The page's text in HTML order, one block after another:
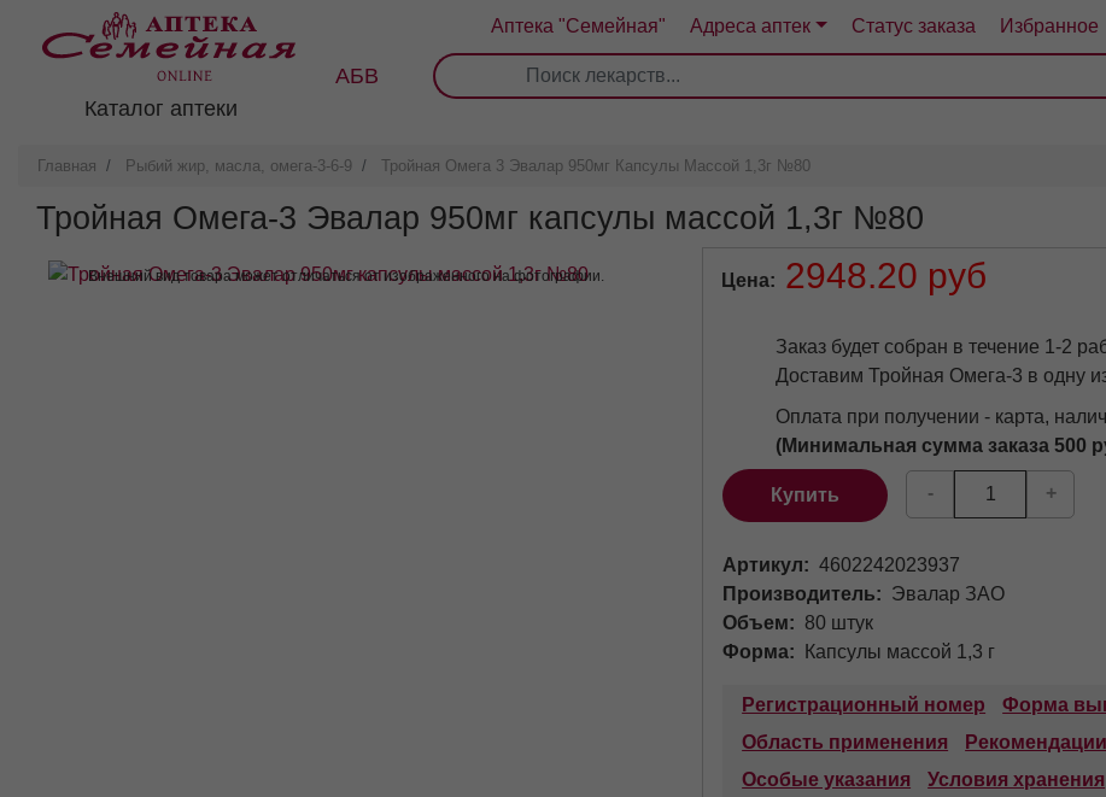
содержанию
Аптека "Семейная" Адреса аптек Статус заказа Избранное
Каталог аптеки
АБВ
2 4
Главная Рыбий жир, масла, омега-3-6-9 Тройная Омега 3 Эвалар 950мг Капсулы Массой 1,3г №80
Тройная Омега-3 Эвалар 950мг капсулы массой 1,3г №80
Внешний вид товара может отличаться от изображенного на фотографии. Цена 2948.20 руб
Заказ будет собран в течение 1-2
Доставим Тройная Омега-3 в одну
Оплата при получении - карта,
(Минимальная сумма заказа 500
Купить - +
Артикул
4602242023937
Производитель
Эвалар ЗАО
Объем
80 штук
Форма
Капсулы массой 1,3 г
Регистрационный номер Форма
Область применения
Особые указания
Условия хранения